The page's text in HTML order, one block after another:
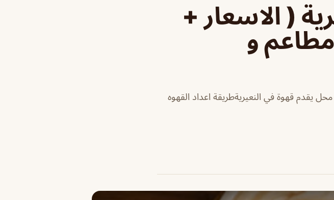
( الاسعار +
مطاعم و
يقدم قهوة في النعيريةطريقة اعداد القهوه